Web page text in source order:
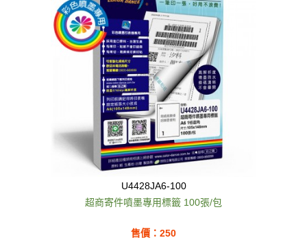
U4428JA6-100
超商寄件噴墨專用標籤 100張/包
售價：250